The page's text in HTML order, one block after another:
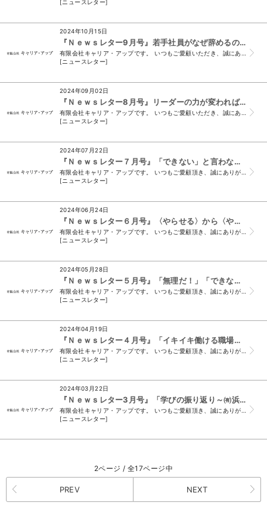
[ニュースレター]
2024年10月15日
『Ｎｅｗｓレター9月号』若手社員がなぜ辞めるのか？企業がいま求められる真の育成法
[ニュースレター]
2024年09月02日
『Ｎｅｗｓレター8月号』リーダーの力が変われば、チームも変わる！
[ニュースレター]
2024年07月22日
『Ｎｅｗｓレター７月号』「できない」と言わない力!! 昇進し続ける社員の成功法則
[ニュースレター]
2024年06月24日
『Ｎｅｗｓレター６月号』〈やらせる〉から〈やりたいと思わせる〉マネジメント法を考える!!
[ニュースレター]
2024年05月28日
『Ｎｅｗｓレター５月号』「無理だ！」「できない！！」を乗り越える
[ニュースレター]
2024年04月19日
『Ｎｅｗｓレター４月号』「イキイキ働ける職場をめざして ～袋井ハローこども園様～」
[ニュースレター]
2024年03月22日
『Ｎｅｗｓレター3月号』「学びの振り返り～㈲浜松ハイビジョン様～」
[ニュースレター]
2ページ / 全17ページ中
PREV NEXT